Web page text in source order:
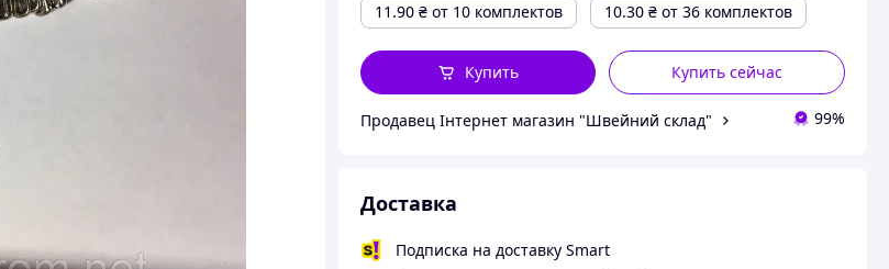
11.90 ₴ от 10 комплектов 10.30 ₴ от 36 комплектов
Купить сейчас
Купить
Продавец Інтернет магазин "Швейний склад" 99%
Доставка
Подписка на доставку Smart